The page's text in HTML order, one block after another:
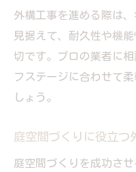
外構工事を進める際は
見据えて、耐久性や機
切です。プロの業者に
フステージに合わせて
しょう。
庭空間づくりに役立つ
庭空間づくりを成功さ